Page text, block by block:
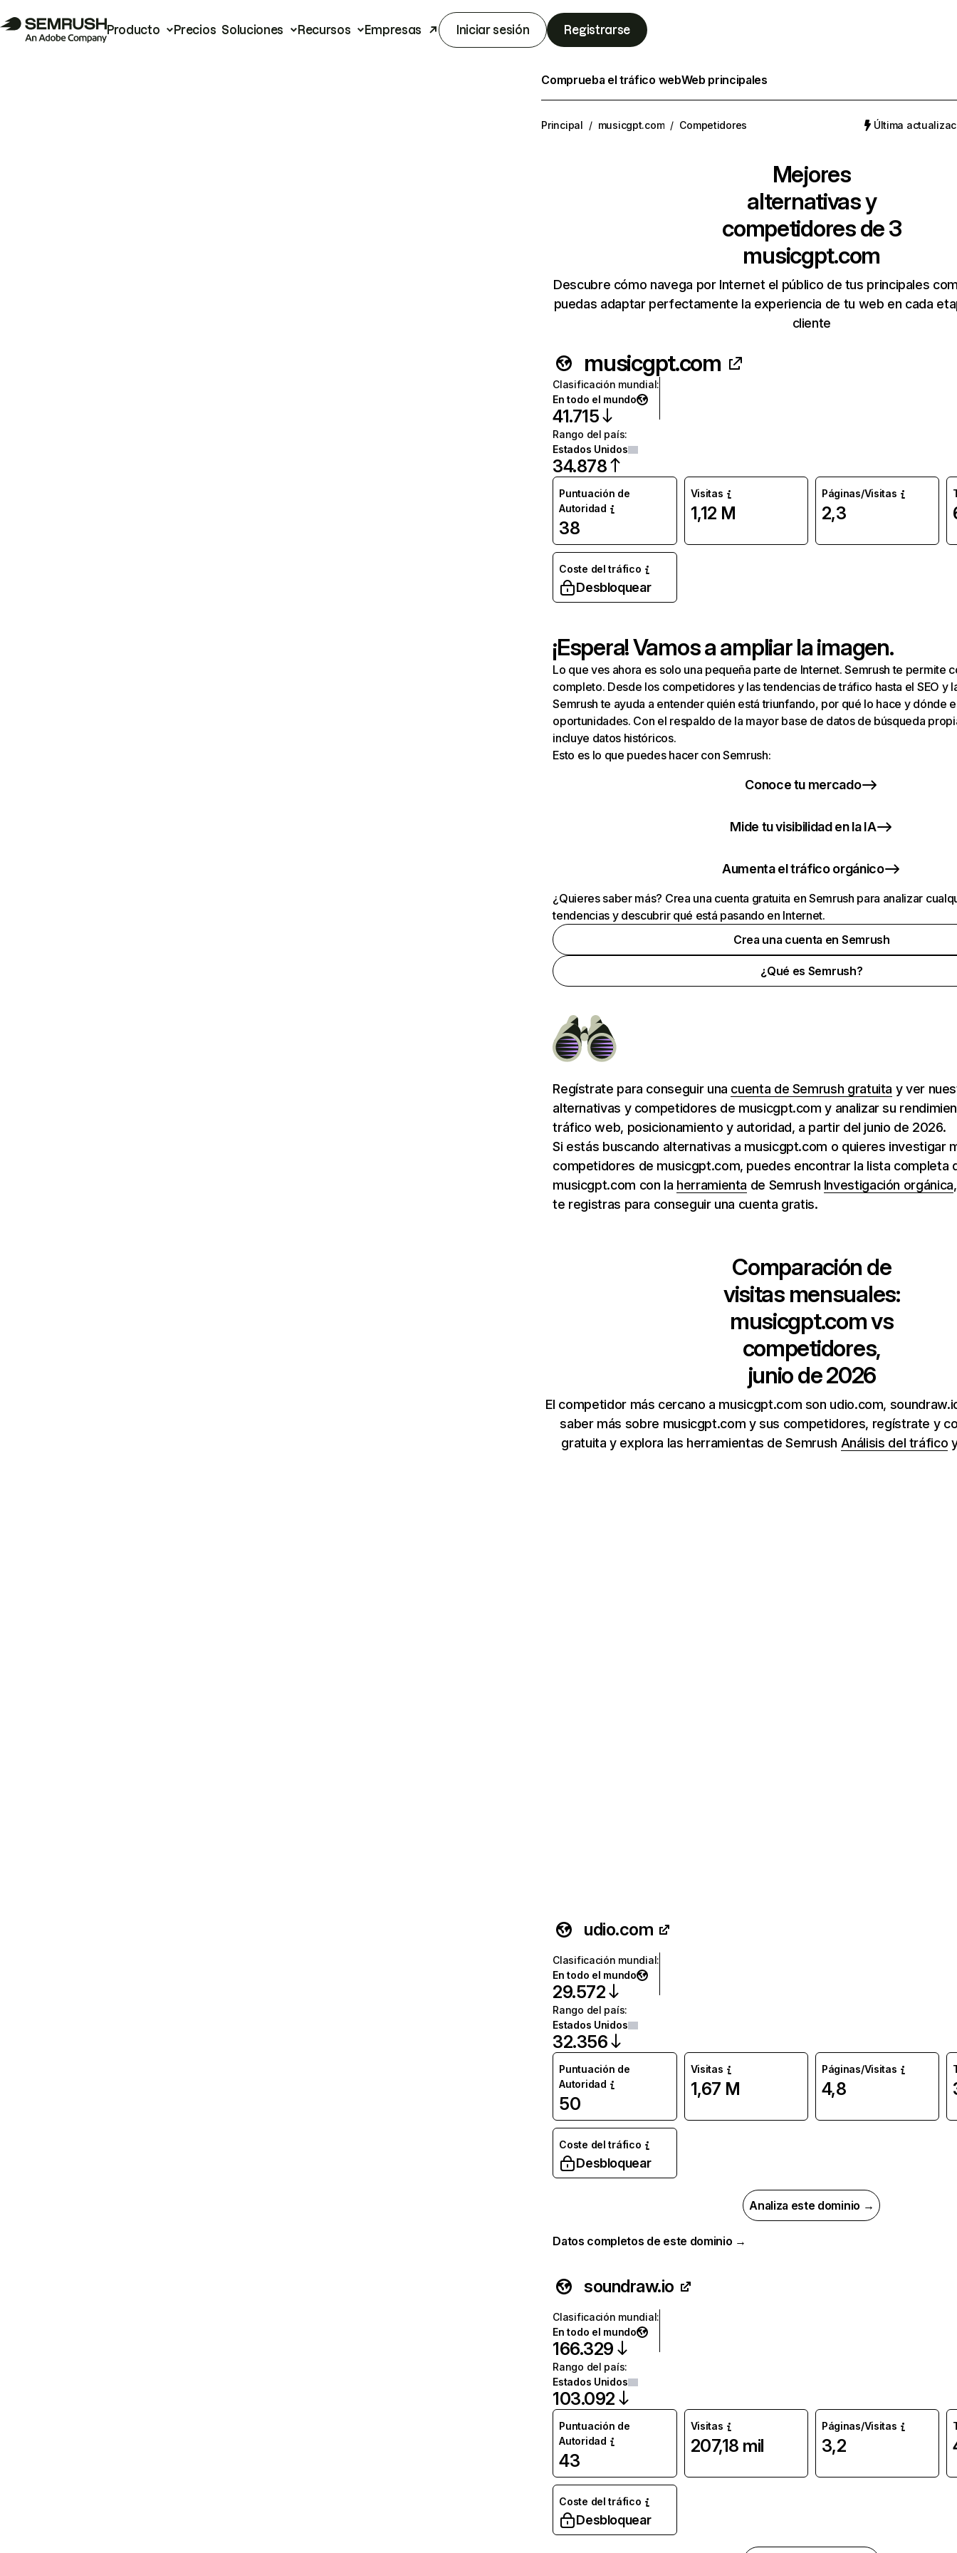
Producto Precios Soluciones Recursos Empresas Iniciar sesión Registrarse
Comprueba el tráfico webWeb principales
Principal / musicgpt.com / Competidores Última
Mejores
alternativas y
competidores de 3
musicgpt.com
Descubre cómo navega por Internet el público de tus principales
puedas adaptar perfectamente la experiencia de tu web en cada
cliente
musicgpt.com
Clasificación mundial:
En todo el mundo
41.715
Rango del país:
Estados Unidos
34.878
Puntuación de
Autoridad
38
Visitas
1,12 M
Páginas/Visitas
2,3
Coste del tráfico
Desbloquear
¡Espera! Vamos a ampliar la imagen.
Lo que ves ahora es solo una pequeña parte de Internet. Semrush te permite
completo. Desde los competidores y las tendencias de tráfico hasta el SEO y
Semrush te ayuda a entender quién está triunfando, por qué lo hace y dónde
oportunidades. Con el respaldo de la mayor base de datos de búsqueda
incluye datos históricos.
Esto es lo que puedes hacer con Semrush:
Conoce tu mercado
Mide tu visibilidad en la IA
Aumenta el tráfico orgánico
¿Quieres saber más? Crea una cuenta gratuita en Semrush para analizar
tendencias y descubrir qué está pasando en Internet.
Crea una cuenta en Semrush
¿Qué es Semrush?
Regístrate para conseguir una cuenta de Semrush gratuita y ver
alternativas y competidores de musicgpt.com y analizar su
tráfico web, posicionamiento y autoridad, a partir del junio de 2026.
Si estás buscando alternativas a musicgpt.com o quieres investigar
competidores de musicgpt.com, puedes encontrar la lista completa
musicgpt.com con la herramienta de Semrush Investigación orgánica
te registras para conseguir una cuenta gratis.
Comparación de
visitas mensuales:
musicgpt.comvs
competidores,
junio de 2026
El competidor más cercano a musicgpt.com son udio.com,
saber más sobre musicgpt.com y sus competidores, regístrate y
gratuita y explora las herramientas de Semrush Análisis del tráfico
udio.com
Clasificación mundial:
En todo el mundo
29.572
Rango del país:
Estados Unidos
32.356
Puntuación de
Autoridad
50
Visitas
1,67 M
Páginas/Visitas
4,8
Coste del tráfico
Desbloquear
Analiza este dominio →
Datos completos de este dominio →
soundraw.io
Clasificación mundial:
En todo el mundo
166.329
Rango del país:
Estados Unidos
103.092
Puntuación de
Autoridad
43
Visitas
207,18 mil
Páginas/Visitas
3,2
Coste del tráfico
Desbloquear